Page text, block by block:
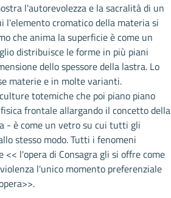
l'autorevolezza e la sacralità di un
l'elemento cromatico della materia si
che anima la superficie è come un
distribuisce le forme in più piani
dello spessore della lastra. Lo
materie e in molte varianti.
totemiche che poi piano piano
frontale allargando il concetto della
- è come un vetro su cui tutti gli
stesso modo. Tutti i fenomeni
<< l'opera di Consagra gli si offre come
l'unico momento preferenziale